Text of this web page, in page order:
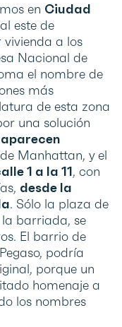
en Ciudad
este de
a los
Nacional de
el nombre de
más
de esta zona
una solución
Manhattan, y el
1 a la 11, con
desde la
. Sólo la plaza de
barriada, se
El barrio de
podría
porque un
homenaje a
los nombres